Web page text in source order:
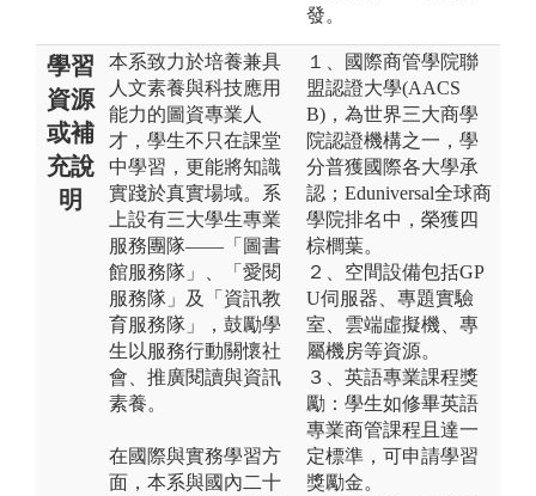
發。
學習
資源
或補
充說
明
本系致力於培養兼具
人文素養與科技應用
能力的圖資專業人
才，學生不只在課堂
中學習，更能將知識
實踐於真實場域。系
上設有三大學生專業
服務團隊——「圖書
館服務隊」、「愛閱
服務隊」及「資訊教
育服務隊」，鼓勵學
生以服務行動關懷社
會、推廣閱讀與資訊
素養。
在國際與實務學習方
面，本系與國內二十
１、國際商管學院聯
盟認證大學(AACS
B)，為世界三大商學
院認證機構之一，學
分普獲國際各大學承
認；Eduniversal全球商
學院排名中，榮獲四
棕櫚葉。
２、空間設備包括GP
U伺服器、專題實驗
室、雲端虛擬機、專
屬機房等資源。
３、英語專業課程獎
勵：學生如修畢英語
專業商管課程且達一
定標準，可申請學習
獎勵金。